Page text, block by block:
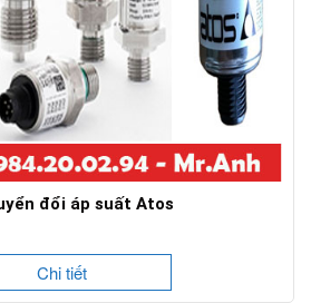
đổi áp suất Atos
Chi tiết